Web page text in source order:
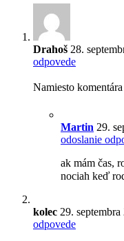
Drahoš 28.
odpovede
Namiesto
Martin 29.
odoslanie
ak mám čas,
nociah keď
kolec 29.
odpovede